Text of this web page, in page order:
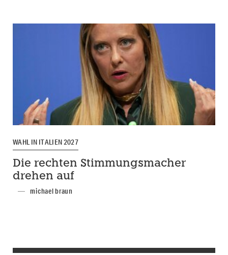
WAHL IN ITALIEN 2027
Die rechten Stimmungsmacher
drehen auf
michael braun